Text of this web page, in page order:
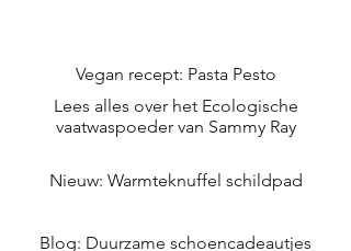
Vegan recept: Pasta Pesto
Lees alles over het Ecologische
vaatwaspoeder van Sammy Ray
Nieuw: Warmteknuffel schildpad
Blog: Duurzame schoencadeautjes